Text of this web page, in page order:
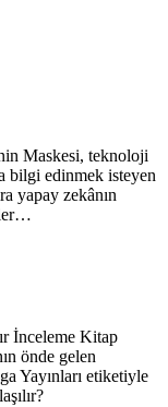
Maskesi, teknoloji
bilgi edinmek isteyen
yapay zekânın
İnceleme Kitap
önde gelen
Yayınları etiketiyle